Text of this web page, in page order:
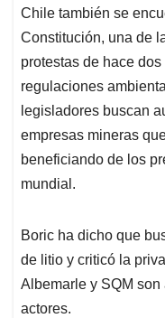
Chile también se
Constitución, una de
protestas de hace
regulaciones
legisladores buscan
empresas mineras
beneficiando de los
mundial.
Boric ha dicho que
de litio y criticó la
Albemarle y SQM
actores.